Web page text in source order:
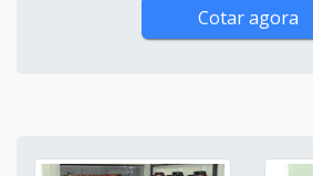
Cotar agora